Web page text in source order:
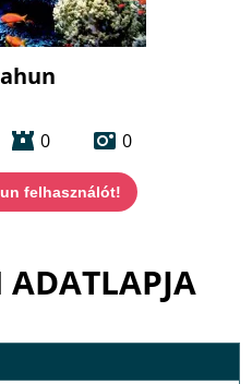
0 0
felhasználót!